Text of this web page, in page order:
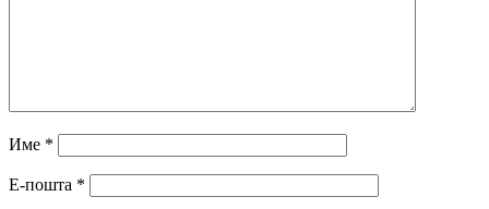
Име *
Е-пошта *